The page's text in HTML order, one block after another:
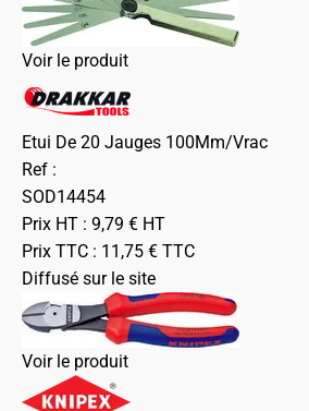
Voir le produit
Etui De 20 Jauges 100Mm/Vrac
Ref :
SOD14454
Prix HT : 9,79 € HT
Prix TTC : 11,75 € TTC
Diffusé sur le site
Voir le produit